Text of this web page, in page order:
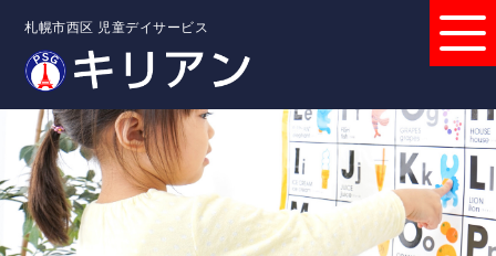
札幌市西区 児童デイサービス